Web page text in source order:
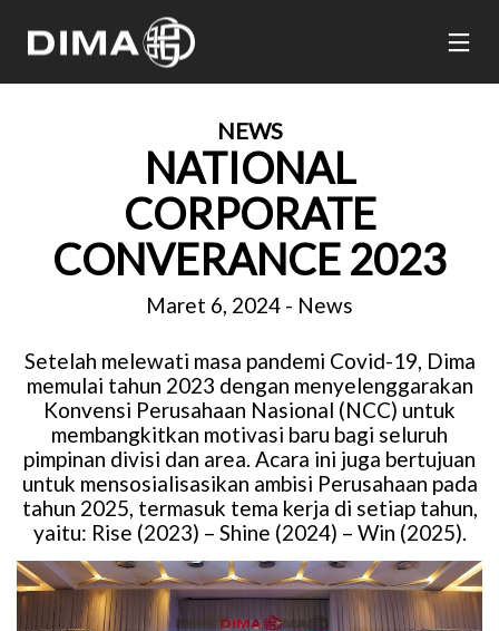
NEWS
NATIONAL
CORPORATE
CONVERANCE 2023
Maret 6, 2024 - News
Setelah melewati masa pandemi Covid-19, Dima
memulai tahun 2023 dengan menyelenggarakan
Konvensi Perusahaan Nasional (NCC) untuk
membangkitkan motivasi baru bagi seluruh
pimpinan divisi dan area. Acara ini juga bertujuan
untuk mensosialisasikan ambisi Perusahaan pada
tahun 2025, termasuk tema kerja di setiap tahun,
yaitu: Rise (2023) – Shine (2024) – Win (2025).